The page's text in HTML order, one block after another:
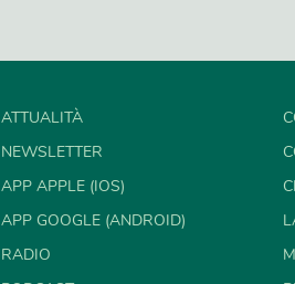
ATTUALITÀ
NEWSLETTER
APP APPLE (IOS)
APP GOOGLE (ANDROID)
RADIO